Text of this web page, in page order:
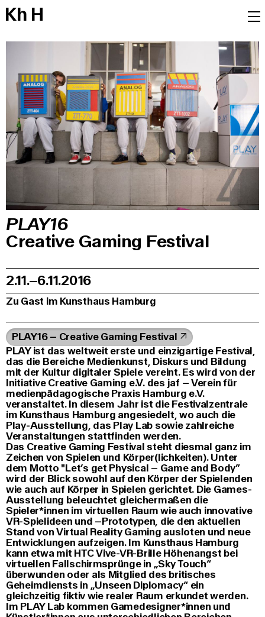
Kh H
PLAY16
Creative Gaming Festival
2.11.–6.11.2016
Zu Gast im Kunsthaus Hamburg
PLAY16 – Creative Gaming Festival
PLAY ist das weltweit erste und einzigartige Festival,
das die Bereiche Medienkunst, Diskurs und Bildung
mit der Kultur digitaler Spiele vereint. Es wird von der
Initiative Creative Gaming e.V. des jaf – Verein für
medienpädagogische Praxis Hamburg e.V.
veranstaltet. In diesem Jahr ist die Festivalzentrale
im Kunsthaus Hamburg angesiedelt, wo auch die
Play-Ausstellung, das Play Lab sowie zahlreiche
Veranstaltungen stattfinden werden.
Das Creative Gaming Festival steht diesmal ganz im
Zeichen von Spielen und Körper(lichkeiten). Unter
dem Motto "Let’s get Physical – Game and Body”
wird der Blick sowohl auf den Körper der Spielenden
wie auch auf Körper in Spielen gerichtet. Die Games-
Ausstellung beleuchtet gleichermaßen die
Spieler*innen im virtuellen Raum wie auch innovative
VR-Spielideen und –Prototypen, die den aktuellen
Stand von Virtual Reality Gaming ausloten und neue
Entwicklungen aufzeigen. Im Kunsthaus Hamburg
kann etwa mit HTC Vive-VR-Brille Höhenangst bei
virtuellen Fallschirmsprünge in „Sky Touch“
überwunden oder als Mitglied des britisches
Geheimdiensts in „Unseen Diplomacy“ ein
gleichzeitig fiktiv wie realer Raum erkundet werden.
Im PLAY Lab kommen Gamedesigner*innen und